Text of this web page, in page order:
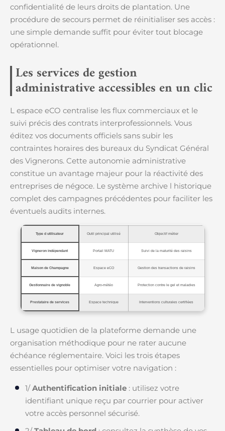
confidentialité de leurs droits de plantation. Une
procédure de secours permet de réinitialiser ses accès :
une simple demande suffit pour éviter tout blocage
opérationnel.
Les services de gestion
administrative accessibles en un clic
L espace eCO centralise les flux commerciaux et le
suivi précis des contrats interprofessionnels. Vous
éditez vos documents officiels sans subir les
contraintes horaires des bureaux du Syndicat Général
des Vignerons. Cette autonomie administrative
constitue un avantage majeur pour la réactivité des
entreprises de négoce. Le système archive l historique
complet des campagnes précédentes pour faciliter les
éventuels audits internes.
Type d utilisateur Outil principal utilisé Objectif métier
Vigneron indépendant Portail MATU Suivi de la maturité des raisins
Maison de Champagne Espace eCO Gestion des transactions de raisins
Gestionnaire de vignoble Agro-météo Protection contre le gel et maladies
Prestataire de services Espace technique Interventions culturales certifiées
L usage quotidien de la plateforme demande une
organisation méthodique pour ne rater aucune
échéance réglementaire. Voici les trois étapes
essentielles pour optimiser votre navigation :
1/ Authentification initiale : utilisez votre
identifiant unique reçu par courrier pour activer
votre accès personnel sécurisé.